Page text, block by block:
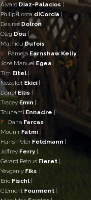
Álvaro Diaz-Palacios |
Philip-LorcadiCorcia |
Desiree Dolron |
Oleg Dou |
MathieuDufois |
E
Pamela Earnshaw Kelly |
José Manuel Egea |
Tim Eitel |
Nezaket Ekici |
Darrel Ellis |
Tracey Emin |
Touhami Ennadre |
F Oana Farcas |
Mounir Fatmi |
Hans-Peter Feldmann |
Joffrey Ferry |
Gérard Petrus Fieret |
Yevgeniy Fiks |
Eric Fischl |
Clément Fourment |